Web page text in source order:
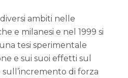
ambiti nelle
e milanesi e nel 1999 si
tesi sperimentale
e sui suoi effetti sul
di forza